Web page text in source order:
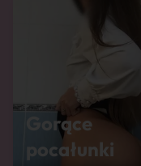
Gorące
pocałunki